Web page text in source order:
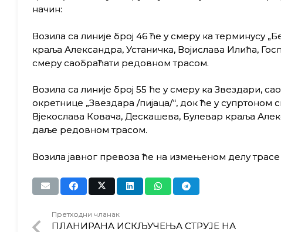
начин:
Возила са линије број 46 ће у смеру ка терминусу
краља Александра, Устаничка, Војислава Илића,
смеру саобраћати редовном трасом.
Возила са линије број 55 ће у смеру ка Звездари,
окретнице „Звездара /пијаца/“, док ће у
Вјекослава Ковача, Дескашева, Булевар краља
даље редовном трасом.
Возила јавног превоза ће на измењеном делу
Претходни чланак
ПЛАНИРАНА ИСКЉУЧЕЊА СТРУЈЕ НА